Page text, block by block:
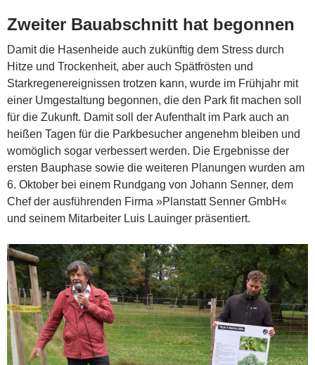
Zweiter Bauabschnitt hat begonnen
Damit die Hasenheide auch zukünftig dem Stress durch
Hitze und Trockenheit, aber auch Spätfrösten und
Starkregenereignissen trotzen kann, wurde im Frühjahr mit
einer Umgestaltung begonnen, die den Park fit machen soll
für die Zukunft. Damit soll der Aufenthalt im Park auch an
heißen Tagen für die Parkbesucher angenehm bleiben und
womöglich sogar verbessert werden. Die Ergebnisse der
ersten Bauphase sowie die weiteren Planungen wurden am
6. Oktober bei einem Rundgang von Johann Senner, dem
Chef der ausführenden Firma »Planstatt Senner GmbH«
und seinem Mitarbeiter Luis Lauinger präsentiert.